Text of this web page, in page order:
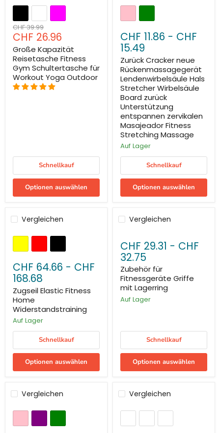
Ursprünglicher
Preis
CHF 39.99
Aktueller
Preis
CHF 26.96
Große Kapazität
Reisetasche Fitness
Gym Schultertasche für
Workout Yoga Outdoor
Schnellkauf
Optionen auswählen
CHF 11.86 - CHF
15.49
Zurück Cracker neue
Rückenmassagegerät
Lendenwirbelsäule Hals
Stretcher Wirbelsäule
Board zurück
Unterstützung
entspannen zervikalen
Masajeador Fitness
Stretching Massage
Auf Lager
Schnellkauf
Optionen auswählen
Vergleichen
CHF 64.66 - CHF
168.68
Zugseil Elastic Fitness
Home
Widerstandstraining
Auf Lager
Schnellkauf
Optionen auswählen
Vergleichen
CHF 29.31 - CHF
32.75
Zubehör für
Fitnessgeräte Griffe
mit Lagerring
Auf Lager
Schnellkauf
Optionen auswählen
Vergleichen Vergleichen